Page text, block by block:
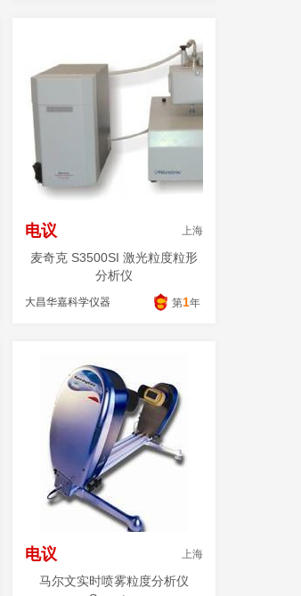
电议 上海
麦奇克 S3500SI 激光粒度粒形
分析仪
大昌华嘉科学仪器 第1年
电议 上海
马尔文实时喷雾粒度分析仪